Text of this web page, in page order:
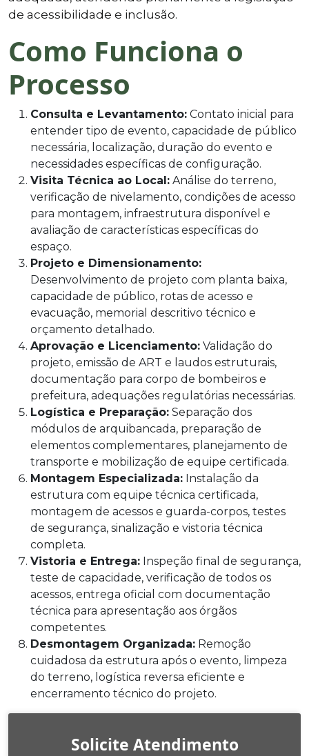
de acessibilidade e inclusão.
Como Funciona o
Processo
Consulta e Levantamento: Contato inicial para
entender tipo de evento, capacidade de público
necessária, localização, duração do evento e
necessidades específicas de configuração.
Visita Técnica ao Local: Análise do terreno,
verificação de nivelamento, condições de acesso
para montagem, infraestrutura disponível e
avaliação de características específicas do
espaço.
Projeto e Dimensionamento:
Desenvolvimento de projeto com planta baixa,
capacidade de público, rotas de acesso e
evacuação, memorial descritivo técnico e
orçamento detalhado.
Aprovação e Licenciamento: Validação do
projeto, emissão de ART e laudos estruturais,
documentação para corpo de bombeiros e
prefeitura, adequações regulatórias necessárias.
Logística e Preparação: Separação dos
módulos de arquibancada, preparação de
elementos complementares, planejamento de
transporte e mobilização de equipe certificada.
Montagem Especializada: Instalação da
estrutura com equipe técnica certificada,
montagem de acessos e guarda-corpos, testes
de segurança, sinalização e vistoria técnica
completa.
Vistoria e Entrega: Inspeção final de segurança,
teste de capacidade, verificação de todos os
acessos, entrega oficial com documentação
técnica para apresentação aos órgãos
competentes.
Desmontagem Organizada: Remoção
cuidadosa da estrutura após o evento, limpeza
do terreno, logística reversa eficiente e
encerramento técnico do projeto.
Solicite Atendimento